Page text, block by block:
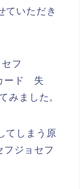
ていただき
フ
ード 失
みました。
てしまう原
フジョセフ